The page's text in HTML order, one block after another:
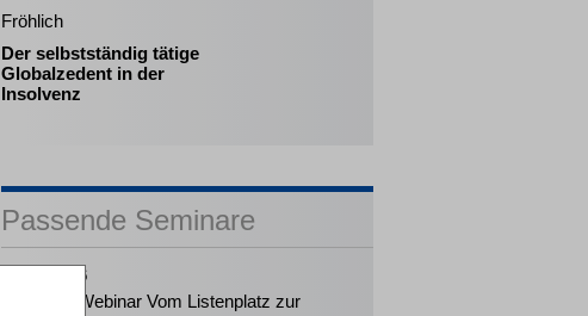
Fröhlich
Der selbstständig tätige
Globalzedent in der
Insolvenz
Passende Seminare
25.08.2026
Praktiker-Webinar Vom Listenplatz zur